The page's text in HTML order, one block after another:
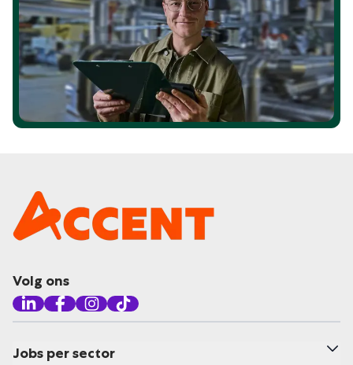
Volg ons
Jobs per sector